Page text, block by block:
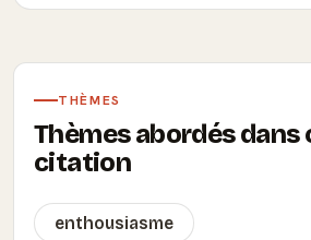
THÈMES
Thèmes abordés
citation
enthousiasme